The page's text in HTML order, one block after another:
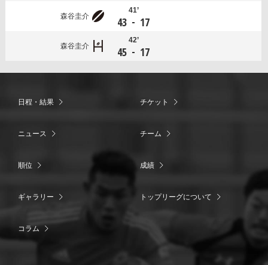
森谷圭介
41’
43 - 17
森谷圭介
42’
45 - 17
日程・結果 チケット
ニュース チーム
順位 成績
ギャラリー トップリーグについて
コラム